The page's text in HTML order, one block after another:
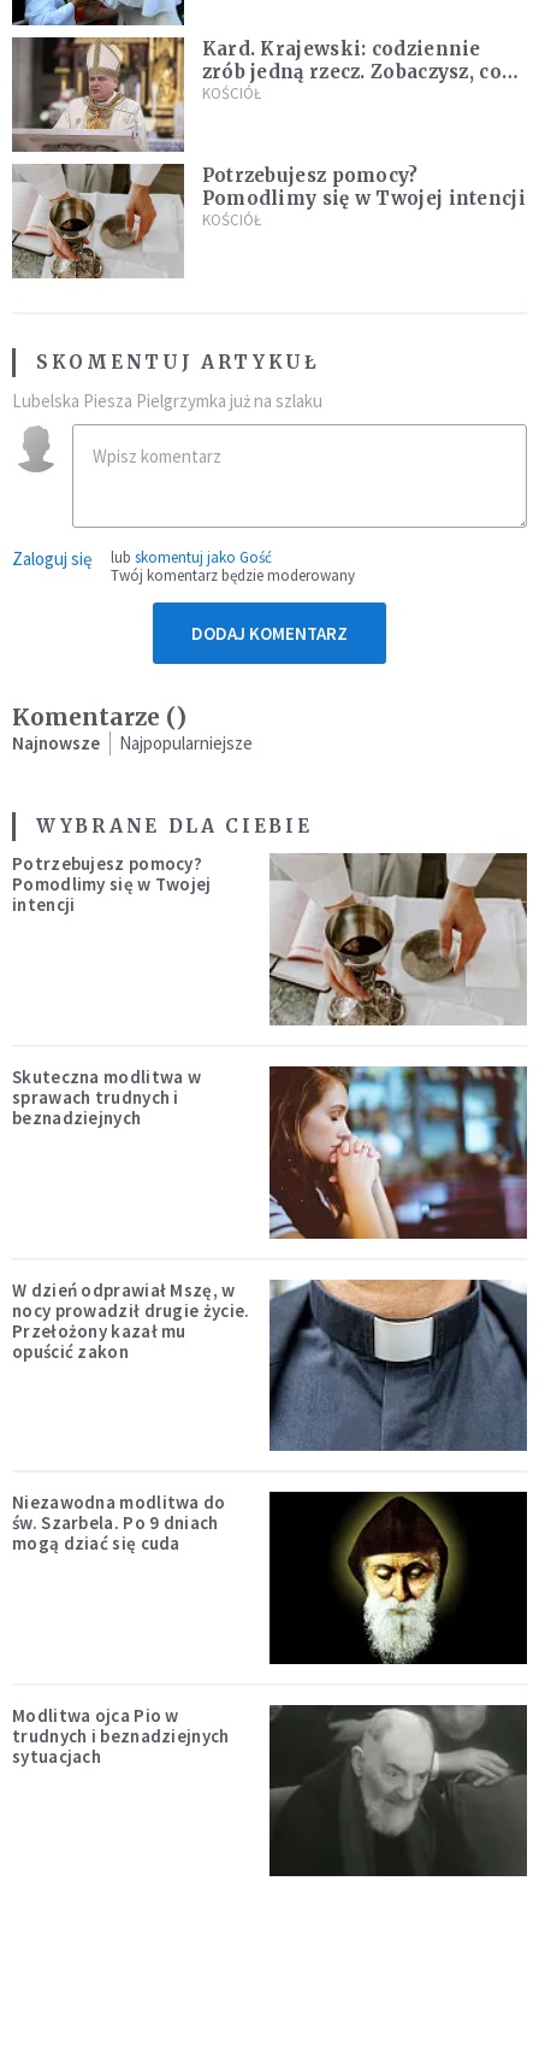
Kard. Krajewski: codziennie
zrób jedną rzecz. Zobaczysz, co
stanie się z twoim życiem
KOŚCIÓŁ
Potrzebujesz pomocy?
Pomodlimy się w Twojej intencji
KOŚCIÓŁ
SKOMENTUJ ARTYKUŁ
Lubelska Piesza Pielgrzymka już na szlaku
Zaloguj się lub skomentuj jako Gość
Twój komentarz będzie moderowany
DODAJ KOMENTARZ
Komentarze ()
Najnowsze Najpopularniejsze
WYBRANE DLA CIEBIE
Potrzebujesz pomocy?
Pomodlimy się w Twojej
intencji
Skuteczna modlitwa w
sprawach trudnych i
beznadziejnych
W dzień odprawiał Mszę, w
nocy prowadził drugie życie.
Przełożony kazał mu
opuścić zakon
Niezawodna modlitwa do
św. Szarbela. Po 9 dniach
mogą dziać się cuda
Modlitwa ojca Pio w
trudnych i beznadziejnych
sytuacjach